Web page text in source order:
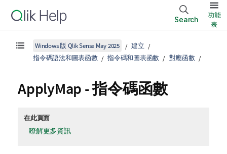
Search
功能
表
Windows 版 Qlik Sense May 2025
建立
指令碼語法和圖表函數
指令碼和圖表函數 對應函數
ApplyMap - 指令碼函數
在此頁面
瞭解更多資訊